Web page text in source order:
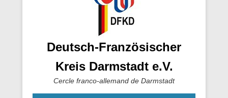
Deutsch-Französischer
Kreis Darmstadt e.V.
Cercle franco-allemand de Darmstadt